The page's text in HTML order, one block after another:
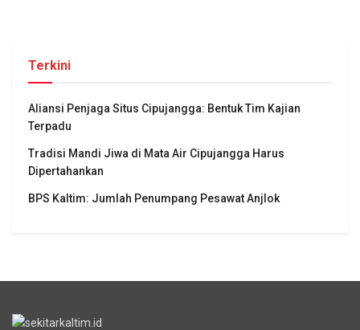
Terkini
Aliansi Penjaga Situs Cipujangga: Bentuk Tim Kajian
Terpadu
Tradisi Mandi Jiwa di Mata Air Cipujangga Harus
Dipertahankan
BPS Kaltim: Jumlah Penumpang Pesawat Anjlok